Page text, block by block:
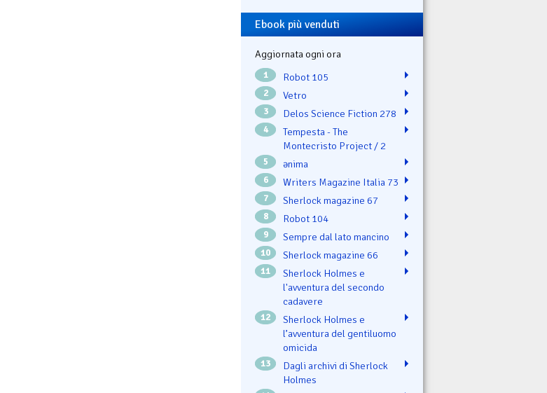
Ebook più venduti
Aggiornata ogni ora
1 Robot 105
2 Vetro
3 Delos Science Fiction 278
4
Tempesta - The
Montecristo Project / 2
5 ənima
6 Writers Magazine Italia 73
7 Sherlock magazine 67
8 Robot 104
9 Sempre dal lato mancino
10 Sherlock magazine 66
11
Sherlock Holmes e
l'avventura del secondo
cadavere
12
Sherlock Holmes e
l’avventura del gentiluomo
omicida
13
Dagli archivi di Sherlock
Holmes